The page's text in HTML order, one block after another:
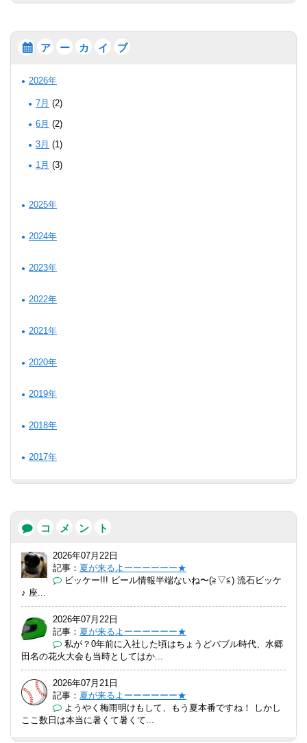
ア ー カ イ ブ
2026年
7月 (2)
6月 (2)
3月 (1)
1月 (3)
2025年
2024年
2023年
2022年
2021年
2020年
2019年
2018年
2017年
コ メ ン ト
2026年07月22日
記事： 夏が来るよーーーーーー★
ビッケー!!! ビール情報半端ないね〜(⁠≧⁠▽⁠≦⁠) 流石ビッケ
♪ 座...
2026年07月22日
記事： 夏が来るよーーーーーー★
私が？0年前に入社した頃はちょうどバブル時代、水郷
田名の花火大会も当時としてはか...
2026年07月21日
記事： 夏が来るよーーーーーー★
ようやく梅雨明けもして、もう夏本番ですね！ しかし
ここ数日は本当に暑くて暑くて...